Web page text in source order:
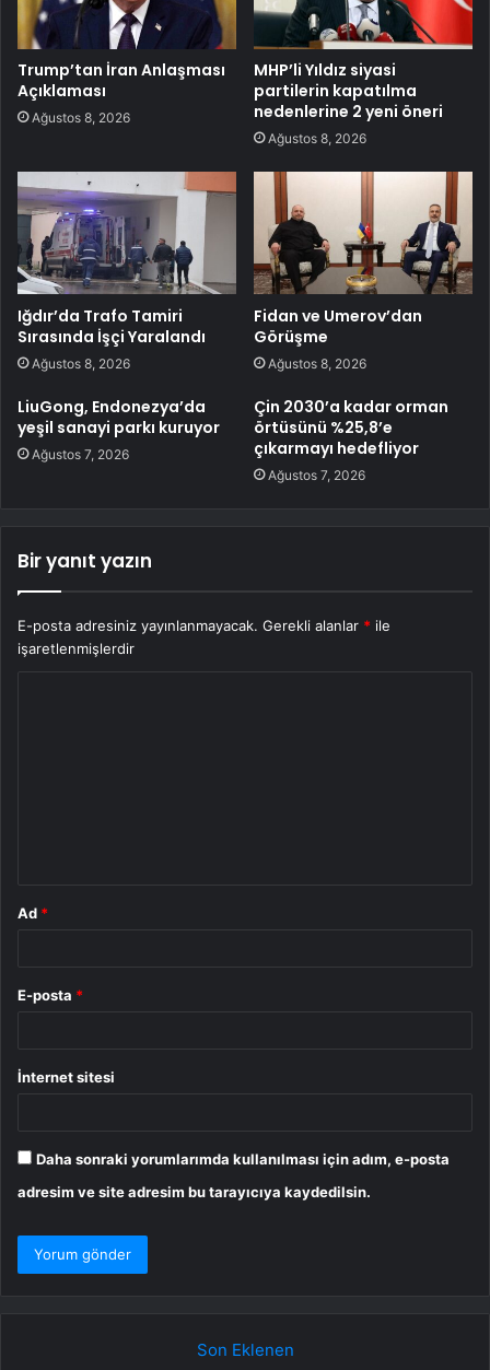
Trump’tan İran Anlaşması
Açıklaması
Ağustos 8, 2026
MHP’li Yıldız siyasi
partilerin kapatılma
nedenlerine 2 yeni öneri
Ağustos 8, 2026
Iğdır’da Trafo Tamiri
Sırasında İşçi Yaralandı
Ağustos 8, 2026
Fidan ve Umerov’dan
Görüşme
Ağustos 8, 2026
LiuGong, Endonezya’da
yeşil sanayi parkı kuruyor
Ağustos 7, 2026
Çin 2030’a kadar orman
örtüsünü %25,8’e
çıkarmayı hedefliyor
Ağustos 7, 2026
Bir yanıt yazın
E-posta adresiniz yayınlanmayacak. Gerekli alanlar * ile
işaretlenmişlerdir
Ad *
E-posta *
İnternet sitesi
Daha sonraki yorumlarımda kullanılması için adım, e-posta
adresim ve site adresim bu tarayıcıya kaydedilsin.
Son Eklenen